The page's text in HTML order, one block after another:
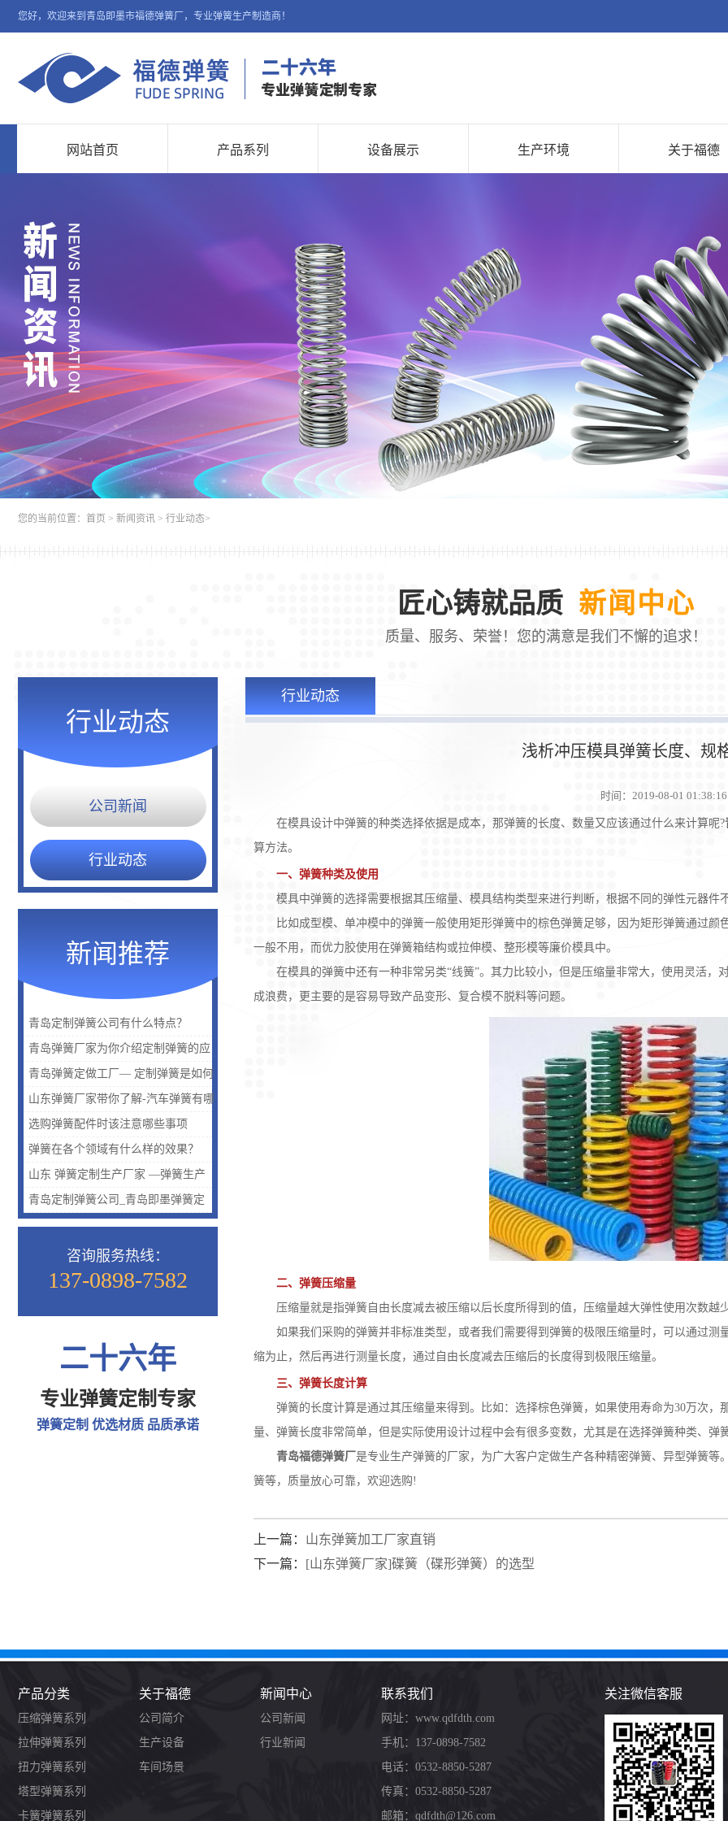
您好，欢迎来到青岛即墨市福德弹簧厂，专业弹簧生产制造商！
网站首页 产品系列 设备展示 生产环境 关于福德
您的当前位置： 首页 > 新闻资讯 > 行业动态>
匠心铸就品质 新闻中心
质量、服务、荣誉！您的满意是我们不懈的追求！
行业动态
公司新闻
行业动态
新闻推荐
青岛定制弹簧公司有什么特点？
青岛弹簧厂家为你介绍定制弹簧的应
用是什么？
青岛弹簧定做工厂— 定制弹簧是如何
保障质量的呢？
山东弹簧厂家带你了解-汽车弹簧有哪
些种类？汽车弹簧种类介绍
选购弹簧配件时该注意哪些事项
弹簧在各个领域有什么样的效果？
山东 弹簧定制生产厂家 —弹簧生产
研发【图】
青岛定制弹簧公司_青岛即墨弹簧定
制_青岛定制弹簧找哪家
咨询服务热线：
137-0898-7582
二十六年
专业弹簧定制专家
弹簧定制 优选材质 品质承诺
行业动态
浅析冲压模具弹簧长度、规
时间： 2019-08-01 01:38:16
在模具设计中弹簧的种类选择依据是成本，那弹簧的长度、数量又应该通过什么来计算呢?
算方法。
一、弹簧种类及使用
模具中弹簧的选择需要根据其压缩量、模具结构类型来进行判断，根据不同的弹性元器件
比如成型模、单冲模中的弹簧一般使用矩形弹簧中的棕色弹簧足够，因为矩形弹簧通过颜
一般不用，而优力胶使用在弹簧箱结构或拉伸模、整形模等廉价模具中。
在模具的弹簧中还有一种非常另类“线簧”。其力比较小，但是压缩量非常大，使用灵活，
成浪费，更主要的是容易导致产品变形、复合模不脱料等问题。
二、弹簧压缩量
压缩量就是指弹簧自由长度减去被压缩以后长度所得到的值，压缩量越大弹性使用次数越
如果我们采购的弹簧并非标准类型，或者我们需要得到弹簧的极限压缩量时，可以通过测
缩为止，然后再进行测量长度，通过自由长度减去压缩后的长度得到极限压缩量。
三、弹簧长度计算
弹簧的长度计算是通过其压缩量来得到。比如：选择棕色弹簧，如果使用寿命为30万次，
量、弹簧长度非常简单，但是实际使用设计过程中会有很多变数，尤其是在选择弹簧种类、弹
青岛福德弹簧厂 是专业生产弹簧的厂家，为广大客户定做生产各种精密弹簧、异型弹簧
簧等，质量放心可靠，欢迎选购!
上一篇： 山东弹簧加工厂家直销
下一篇： [山东弹簧厂家]碟簧（碟形弹簧）的选型
产品分类
压缩弹簧系列
拉伸弹簧系列
扭力弹簧系列
塔型弹簧系列
卡簧弹簧系列
关于福德
公司简介
生产设备
车间场景
新闻中心
公司新闻
行业新闻
联系我们
网址：www.qdfdth.com
手机：137-0898-7582
电话：0532-8850-5287
传真：0532-8850-5287
邮箱：qdfdth@126.com
关注微信客服